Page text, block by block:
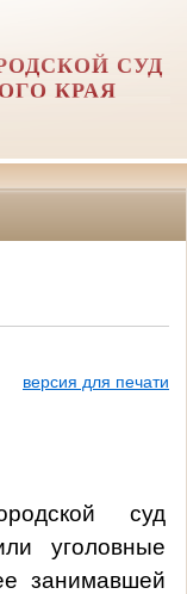
СУД
КРАЯ
версия для печати
суд
уголовные
занимавшей